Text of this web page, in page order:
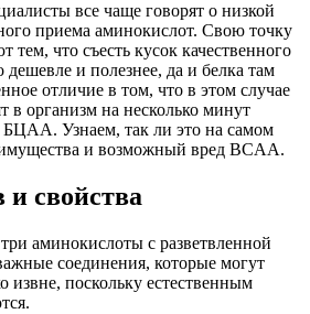
все чаще говорят о низкой
приема аминокислот. Свою точку
тем, что съесть кусок качественного
дешевле и полезнее, да и белка там
отличие в том, что в этом случае
в организм на несколько минут
Узнаем, так ли это на самом
и возможный вред BCAA.
свойства
аминокислоты с разветвленной
соединения, которые могут
извне, поскольку естественным